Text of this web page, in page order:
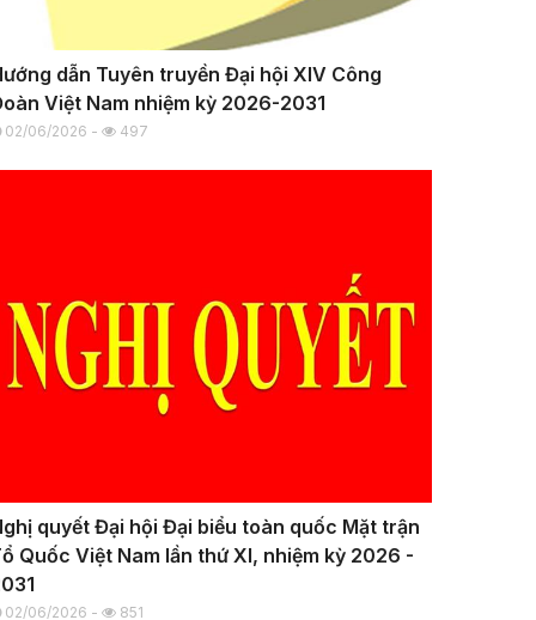
dẫn Tuyên truyền Đại hội XIV Công
Việt Nam nhiệm kỳ 2026-2031
02/06/2026 - 497
quyết Đại hội Đại biểu toàn quốc Mặt trận
Quốc Việt Nam lần thứ XI, nhiệm kỳ 2026 -
02/06/2026 - 851